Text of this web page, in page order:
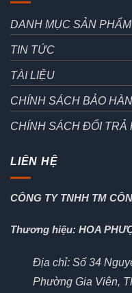
DANH MỤC SẢN PHẨM
TIN TỨC
TÀI LIỆU
CHÍNH SÁCH BẢO
CHÍNH SÁCH ĐỔI TRẢ
LIÊN HỆ
CÔNG TY TNHH TM
Thương hiệu: HOA
Địa chỉ: Số 34
Phường Gia Viên,